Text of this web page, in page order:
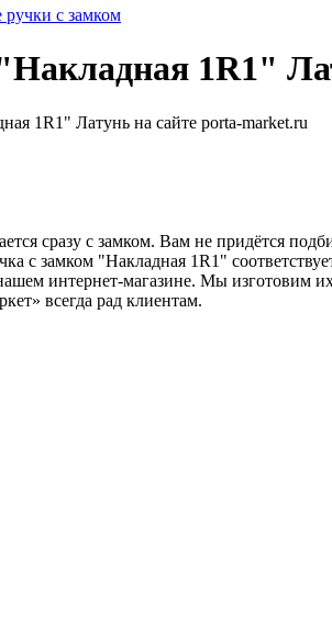
с замком
1R1"
сразу с замком. Вам не придётся
с замком "Накладная 1R1"
интернет-магазине. Мы изготовим
всегда рад клиентам.